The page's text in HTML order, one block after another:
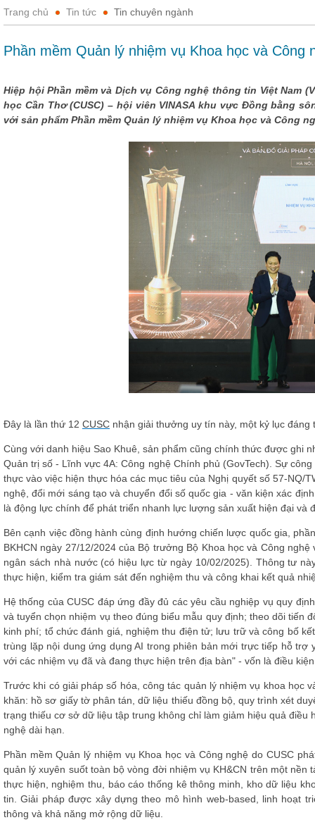
Trang chủ Tin tức Tin chuyên ngành
Phần mềm Quản lý nhiệm vụ Khoa học và
Hiệp hội Phần mềm và Dịch vụ Công nghệ thông tin Việt Nam
học Cần Thơ (CUSC) – hội viên VINASA khu vực Đồng bằng
với sản phẩm Phần mềm Quản lý nhiệm vụ Khoa học và Công
Đây là lần thứ 12 CUSC nhận giải thưởng uy tín này, một kỷ lục
Cùng với danh hiệu Sao Khuê, sản phẩm cũng chính thức được ghi
Quản trị số - Lĩnh vực 4A: Công nghệ Chính phủ (GovTech). Sự
thực vào việc hiện thực hóa các mục tiêu của Nghị quyết số 57-NQ/
nghệ, đổi mới sáng tạo và chuyển đổi số quốc gia - văn kiện xác
là động lực chính để phát triển nhanh lực lượng sản xuất hiện đại và
Bên cạnh việc đồng hành cùng định hướng chiến lược quốc gia,
BKHCN ngày 27/12/2024 của Bộ trưởng Bộ Khoa học và Công nghệ
ngân sách nhà nước (có hiệu lực từ ngày 10/02/2025). Thông tư
thực hiện, kiểm tra giám sát đến nghiệm thu và công khai kết quả
Hệ thống của CUSC đáp ứng đầy đủ các yêu cầu nghiệp vụ quy
và tuyển chọn nhiệm vụ theo đúng biểu mẫu quy định; theo dõi tiến
kinh phí; tổ chức đánh giá, nghiệm thu điện tử; lưu trữ và công bố
trùng lặp nội dung ứng dụng AI trong phiên bản mới trực tiếp hỗ trợ
với các nhiệm vụ đã và đang thực hiện trên địa bàn" - vốn là điều
Trước khi có giải pháp số hóa, công tác quản lý nhiệm vụ khoa học
khăn: hồ sơ giấy tờ phân tán, dữ liệu thiếu đồng bộ, quy trình xét
trạng thiếu cơ sở dữ liệu tập trung không chỉ làm giảm hiệu quả
nghệ dài hạn.
Phần mềm Quản lý nhiệm vụ Khoa học và Công nghệ do CUSC
quản lý xuyên suốt toàn bộ vòng đời nhiệm vụ KH&CN trên một
thực hiện, nghiệm thu, báo cáo thống kê thông minh, kho dữ liệu
tin. Giải pháp được xây dựng theo mô hình web-based, linh hoạt
thông và khả năng mở rộng dữ liệu.